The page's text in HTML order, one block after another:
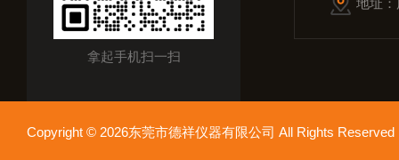
拿起手机扫一扫
地址
Copyright © 2026东莞市德祥仪器有限公司 All Rights